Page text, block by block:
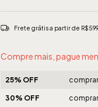
Frete grátisa partir de
Compre mais, pague
25% OFF
30% OFF